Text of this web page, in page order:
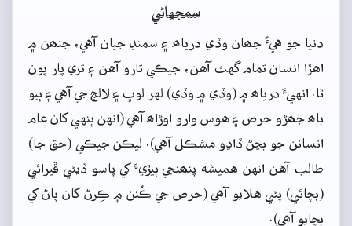
سمجهاڻي
دنيا جو هيءُ جھان وڏي درياھ ۽ سمنڊ جيان آهي، جنھن ۾
اهڙا انسان تمام گهٽ آهن، جيڪي تارو آهن ۽ تري پار پون
ٿا. انهيءَ درياھ ۾ (وڏي ۾ وڏي) لهر لوڀ ۽ لالچ جي آهي ۽ ٻيو
باھ جھڙو حرص ۽ هوس وارو اوڙاھ آهي (انهن ٻنهي کان عام
انسانن جو بچڻ ڏاڍو مشڪل آهي). ليڪن جيڪي (حق جا)
طالب آهن انهن هميشه پنھنجي ٻيڙيءَ کي پاسو ڏيئي ڦيرائي
(بچائي) پئي هلايو آهي (حرص جي ڪُنن ۾ ڪِرڻ کان پاڻ کي
بچايو آهي).